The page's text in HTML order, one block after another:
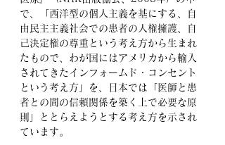
で、「西洋型の個人主義を基にする、自
由民主主義社会での患者の人権擁護、自
己決定権の尊重という考え方から生まれ
たもので、わが国にはアメリカから輸入
されてきたインフォームド・コンセント
という考え方」を、日本では「医師と患
者との間の信頼関係を築く上で必要な原
則」ととらえようとする考え方を示され
ています。